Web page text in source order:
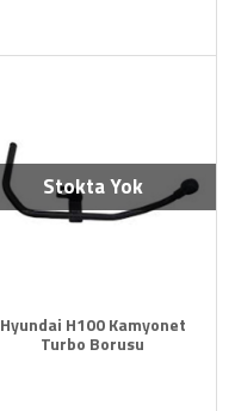
Stokta Yok
Hyundai H100 Kamyonet
Turbo Borusu